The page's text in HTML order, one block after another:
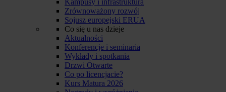
Zrównoważony rozwój
Sojusz europejski ERUA
Co się u nas dzieje
Aktualności
Konferencje i seminaria
Wykłady i spotkania
Drzwi Otwarte
Co po licencjacie?
Kurs Matura 2026